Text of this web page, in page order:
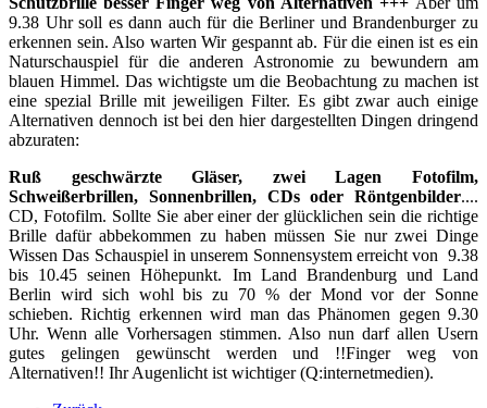
9.38 Uhr soll es dann auch für die Berliner und Brandenburger zu
erkennen sein. Also warten Wir gespannt ab. Für die einen ist es ein
Naturschauspiel für die anderen Astronomie zu bewundern am
blauen Himmel. Das wichtigste um die Beobachtung zu machen ist
eine spezial Brille mit jeweiligen Filter. Es gibt zwar auch einige
Alternativen dennoch ist bei den hier dargestellten Dingen dringend
abzuraten:
Ruß geschwärzte Gläser, zwei Lagen Fotofilm,
Schweißerbrillen, Sonnenbrillen, CDs oder Röntgenbilder....
CD, Fotofilm. Sollte Sie aber einer der glücklichen sein die richtige
Brille dafür abbekommen zu haben müssen Sie nur zwei Dinge
Wissen Das Schauspiel in unserem Sonnensystem erreicht von 9.38
bis 10.45 seinen Höhepunkt. Im Land Brandenburg und Land
Berlin wird sich wohl bis zu 70 % der Mond vor der Sonne
schieben. Richtig erkennen wird man das Phänomen gegen 9.30
Uhr. Wenn alle Vorhersagen stimmen. Also nun darf allen Usern
gutes gelingen gewünscht werden und !!Finger weg von
Alternativen!! Ihr Augenlicht ist wichtiger (Q:internetmedien).